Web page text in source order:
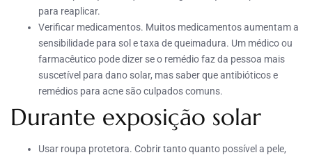
para reaplicar.
Verificar medicamentos. Muitos medicamentos aumentam a
sensibilidade para sol e taxa de queimadura. Um médico ou
farmacêutico pode dizer se o remédio faz da pessoa mais
suscetível para dano solar, mas saber que antibióticos e
remédios para acne são culpados comuns.
Durante exposição solar
Usar roupa protetora. Cobrir tanto quanto possível a pele,